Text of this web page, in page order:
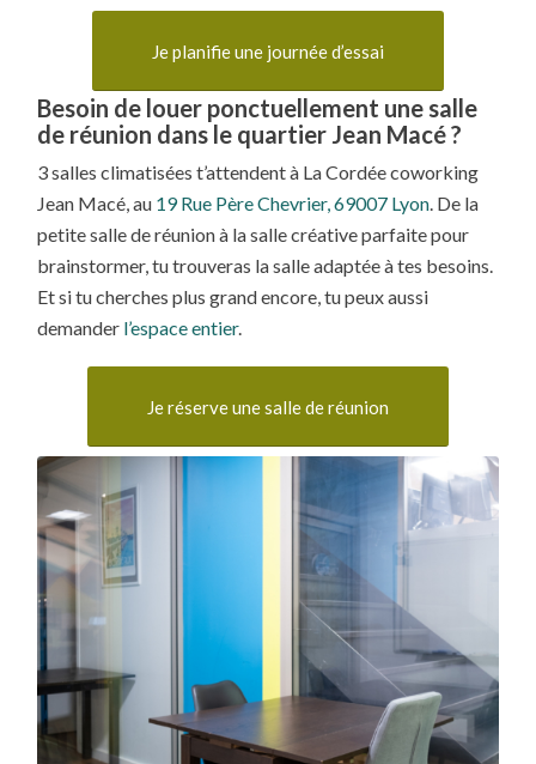
Je planifie une journée d’essai
Besoin de louer ponctuellement une salle
de réunion dans le quartier Jean Macé ?
3 salles climatisées t’attendent à La Cordée coworking
Jean Macé, au 19 Rue Père Chevrier, 69007 Lyon. De la
petite salle de réunion à la salle créative parfaite pour
brainstormer, tu trouveras la salle adaptée à tes besoins.
Et si tu cherches plus grand encore, tu peux aussi
demander l’espace entier.
Je réserve une salle de réunion